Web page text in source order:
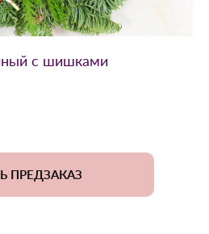
с шишками
ПРЕДЗАКАЗ